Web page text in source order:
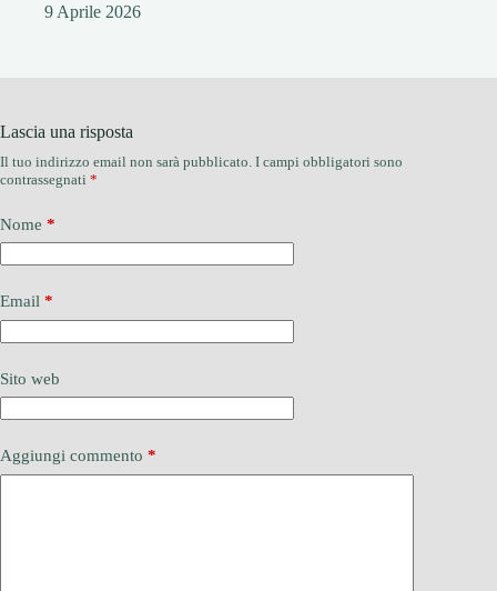
9 Aprile 2026
Lascia una risposta
Il tuo indirizzo email non sarà pubblicato. I campi obbligatori sono
contrassegnati *
Nome *
Email *
Sito web
Aggiungi commento *